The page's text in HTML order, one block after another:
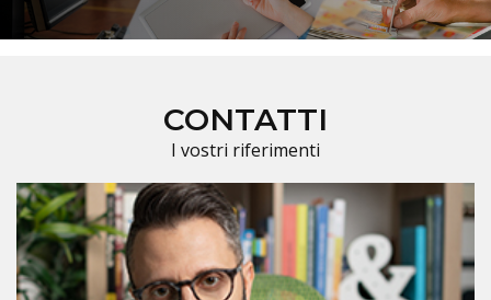
CONTATTI
I vostri riferimenti